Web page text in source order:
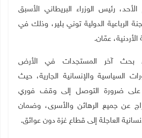
رئيس الوزراء البريطاني الأسبق
الرباعية الدولية توني بلير، وذلك في
عمّان.
بحث آخر المستجدات في الأرض
السياسية والإنسانية الجارية، حيث
على ضرورة التوصل إلى وقف فوري
عن جميع الرهائن والأسرى، وضمان
العاجلة إلى قطاع غزة دون عوائق.